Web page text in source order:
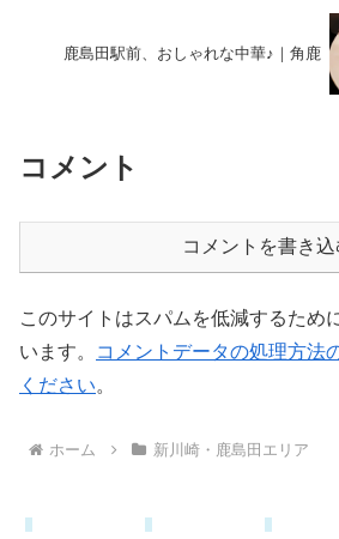
鹿島田駅前、おしゃれな中華♪｜角鹿
コメント
コメントを書き込
このサイトはスパムを低減するため
います。
コメントデータの処理方法
ください。
ホーム 新川崎・鹿島田エリア